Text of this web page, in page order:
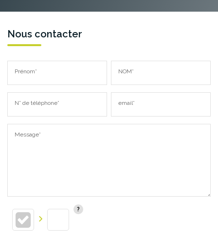
Nous contacter
Prénom* NOM*
N° de téléphone* email*
Message*